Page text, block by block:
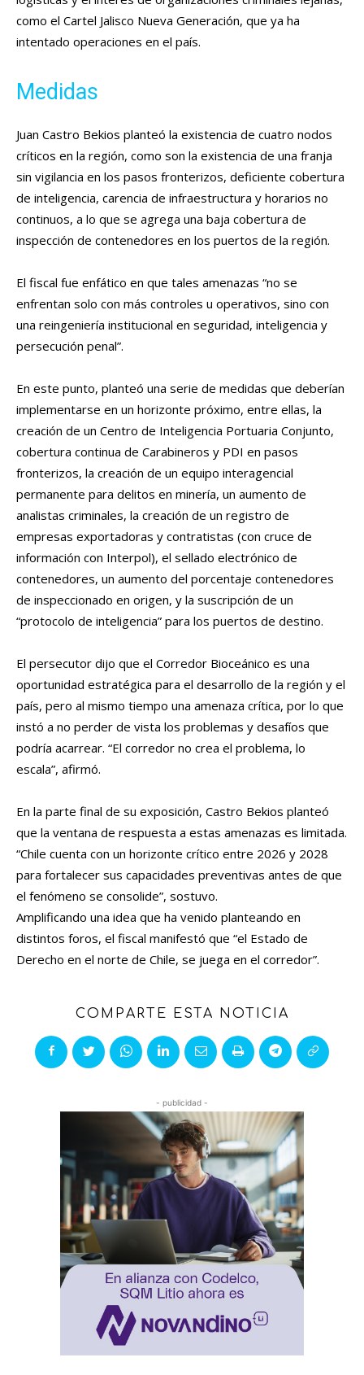
como el Cartel Jalisco Nueva Generación, que ya ha
intentado operaciones en el país.
Medidas
Juan Castro Bekios planteó la existencia de cuatro nodos
críticos en la región, como son la existencia de una franja
sin vigilancia en los pasos fronterizos, deficiente cobertura
de inteligencia, carencia de infraestructura y horarios no
continuos, a lo que se agrega una baja cobertura de
inspección de contenedores en los puertos de la región.
El fiscal fue enfático en que tales amenazas “no se
enfrentan solo con más controles u operativos, sino con
una reingeniería institucional en seguridad, inteligencia y
persecución penal”.
En este punto, planteó una serie de medidas que deberían
implementarse en un horizonte próximo, entre ellas, la
creación de un Centro de Inteligencia Portuaria Conjunto,
cobertura continua de Carabineros y PDI en pasos
fronterizos, la creación de un equipo interagencial
permanente para delitos en minería, un aumento de
analistas criminales, la creación de un registro de
empresas exportadoras y contratistas (con cruce de
información con Interpol), el sellado electrónico de
contenedores, un aumento del porcentaje contenedores
de inspeccionado en origen, y la suscripción de un
“protocolo de inteligencia” para los puertos de destino.
El persecutor dijo que el Corredor Bioceánico es una
oportunidad estratégica para el desarrollo de la región y el
país, pero al mismo tiempo una amenaza crítica, por lo que
instó a no perder de vista los problemas y desafíos que
podría acarrear. “El corredor no crea el problema, lo
escala”, afirmó.
En la parte final de su exposición, Castro Bekios planteó
que la ventana de respuesta a estas amenazas es limitada.
“Chile cuenta con un horizonte crítico entre 2026 y 2028
para fortalecer sus capacidades preventivas antes de que
el fenómeno se consolide”, sostuvo.
Amplificando una idea que ha venido planteando en
distintos foros, el fiscal manifestó que “el Estado de
Derecho en el norte de Chile, se juega en el corredor”.
COMPARTE ESTA NOTICIA
- publicidad -